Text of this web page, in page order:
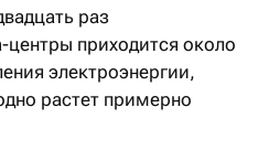
раз
приходится около
электроэнергии,
растет примерно